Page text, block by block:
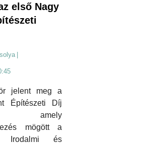
első Nagy
jelent meg a
Építészeti Díj
amely
mögött a
Irodalmi és